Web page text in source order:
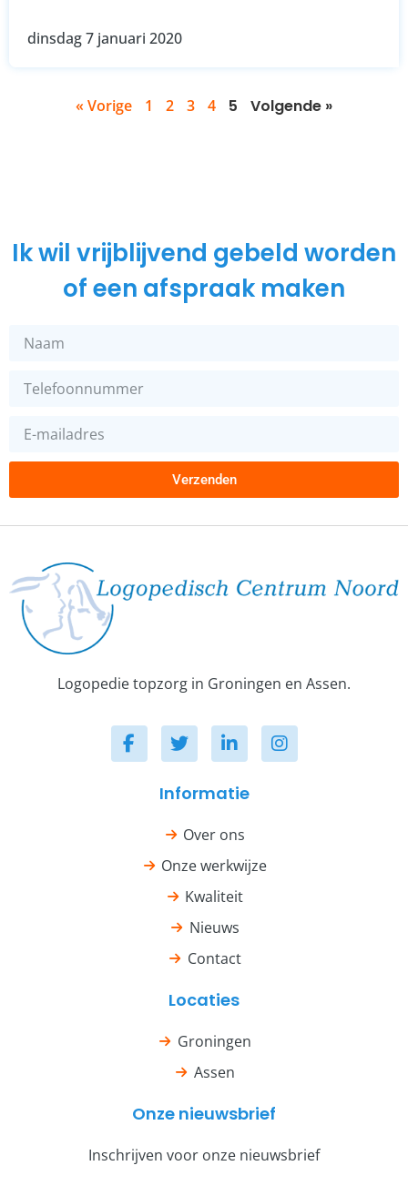
dinsdag 7 januari 2020
« Vorige 1 2 3 4 5 Volgende »
Ik wil vrijblijvend gebeld worden
of een afspraak maken
Verzenden
Logopedie topzorg in Groningen en Assen.
Informatie
Over ons
Onze werkwijze
Kwaliteit
Nieuws
Contact
Locaties
Groningen
Assen
Onze nieuwsbrief
Inschrijven voor onze nieuwsbrief